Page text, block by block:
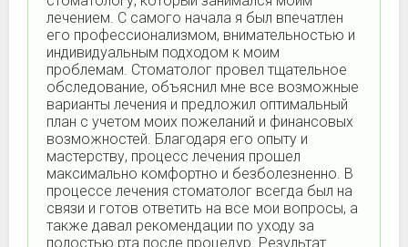
лечением. С самого начала я был впечатлен
его профессионализмом, внимательностью и
индивидуальным подходом к моим
проблемам. Стоматолог провел тщательное
обследование, объяснил мне все возможные
варианты лечения и предложил оптимальный
план с учетом моих пожеланий и финансовых
возможностей. Благодаря его опыту и
мастерству, процесс лечения прошел
максимально комфортно и безболезненно. В
процессе лечения стоматолог всегда был на
связи и готов ответить на все мои вопросы, а
также давал рекомендации по уходу за
полостью рта после процедур. Результат